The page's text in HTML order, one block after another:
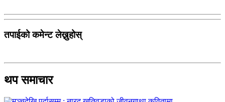
तपाईको कमेन्ट लेख्नुहोस्
थप समाचार